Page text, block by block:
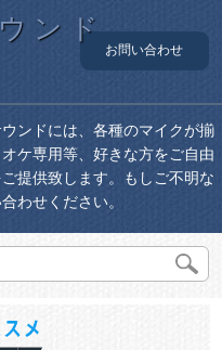
ンド
お問い合わせ
ンドには、各種のマイクが揃
ケ専用等、好きな方をご自由
提供致します。もしご不明な
わせください。